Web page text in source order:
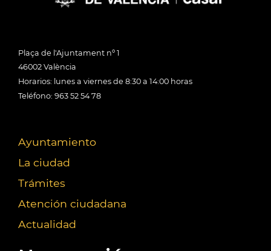
Plaça de l'Ajuntament nº 1
46002 València
Horarios: lunes a viernes de 8:30 a 14:00 horas
Teléfono: 963 52 54 78
Ayuntamiento
La ciudad
Trámites
Atención ciudadana
Actualidad